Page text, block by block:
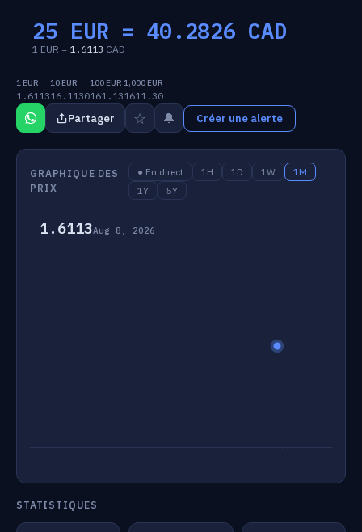
25 EUR = 40.2826 CAD
1 EUR = 1.6113 CAD
1 EUR
1.6113
10 EUR
16.1130
100 EUR
161.13
1,000 EUR
1611.30
Partager ☆ 🔔 Créer une alerte
GRAPHIQUE DES
PRIX
● En direct 1H 1D 1W
1M
1Y
5Y
1.6113Aug 8, 2026
STATISTIQUES